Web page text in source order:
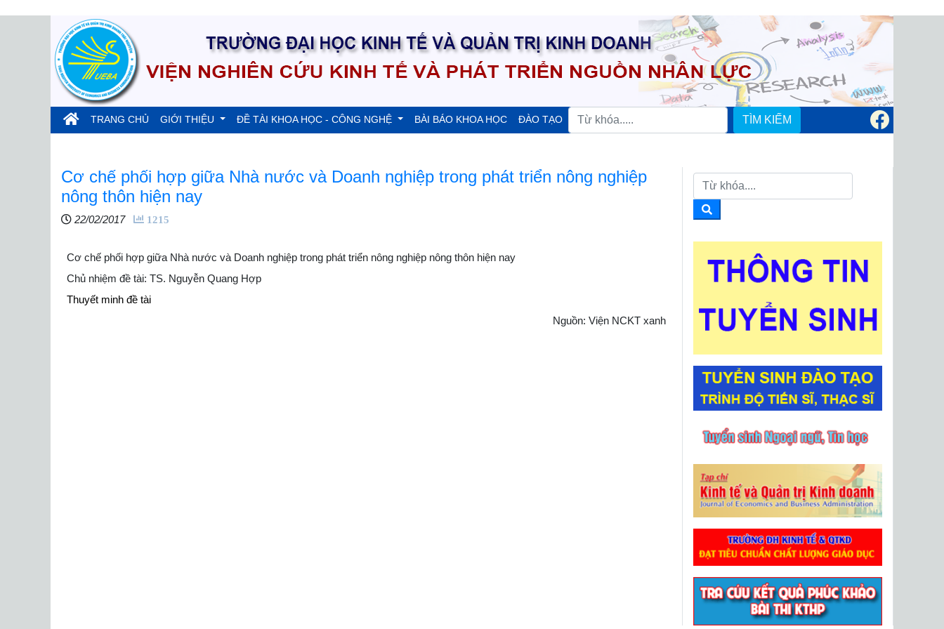
TRANG CHỦ (current)
GIỚI THIỆU ĐỀ TÀI KHOA HỌC - CÔNG NGHỆ BÀI BÁO KHOA HỌC ĐÀO TẠO TÌM KIẾM
Cơ chế phối hợp giữa Nhà nước và Doanh nghiệp trong phát triển nông nghiệp
nông thôn hiện nay
22/02/2017 1215
Cơ chế phối hợp giữa Nhà nước và Doanh nghiệp trong phát triển nông nghiệp nông thôn hiện nay
Chủ nhiệm đề tài: TS. Nguyễn Quang Hợp
Thuyết minh đề tài
Nguồn: Viện NCKT xanh